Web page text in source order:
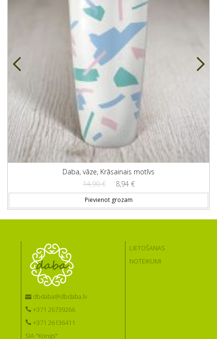
Daba, vāze, Krāsainais motīvs
14,90€ Original price was: 14,90 €.
8,94 €Current price is: 8,94 €.
Pievienot grozam
dbdaba@dbdaba.lv
+371 26739266
+371 26136411
SIA "Kongs"
LIETOŠANAS
NOTEIKUMI